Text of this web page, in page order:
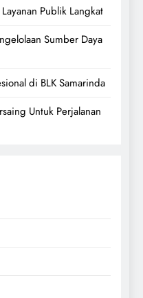
Publik Langkat
Sumber Daya
di BLK Samarinda
Untuk Perjalanan